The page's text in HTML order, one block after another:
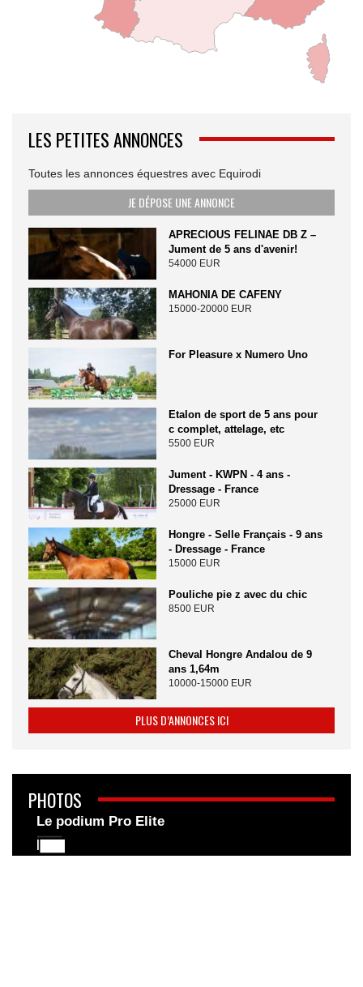
LES PETITES ANNONCES
Toutes les annonces équestres avec Equirodi
JE DÉPOSE UNE ANNONCE
APRECIOUS FELINAE DB Z –
Jument de 5 ans d'avenir!
54000 EUR
MAHONIA DE CAFENY
15000-20000 EUR
For Pleasure x Numero Uno
Etalon de sport de 5 ans pour
c complet, attelage, etc
5500 EUR
Jument - KWPN - 4 ans -
Dressage - France
25000 EUR
Hongre - Selle Français - 9 ans
- Dressage - France
15000 EUR
Pouliche pie z avec du chic
8500 EUR
Cheval Hongre Andalou de 9
ans 1,64m
10000-15000 EUR
PLUS D’ANNONCES ICI
PHOTOS
Le podium Pro Elite